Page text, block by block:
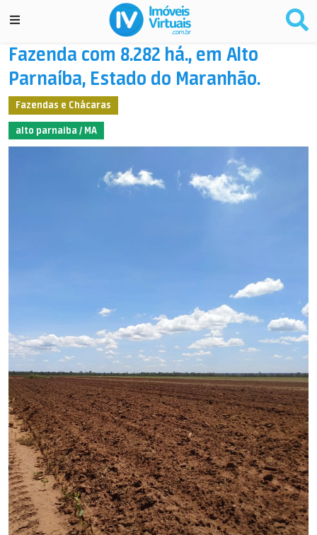
Fazenda com 8.282 há., em Alto
Parnaíba, Estado do Maranhão.
Fazendas e Chácaras
alto parnaiba / MA